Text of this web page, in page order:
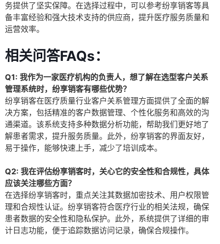
务提供了坚实保障。在选择过程中，可以参考纷享销客等具
备丰富经验和强大技术支持的供应商，提升医疗服务质量和
运营效率。
相关问答FAQs：
Q1: 我作为一家医疗机构的负责人，想了解在选型客户关系
管理系统时，纷享销客有哪些优势？
纷享销客在医疗质量行业客户关系管理方面提供了全面的解
决方案，包括精准的客户数据管理、个性化服务和高效的沟
通渠道。该系统支持多种数据分析功能，帮助我们更好地了
解患者需求，提升服务质量。此外，纷享销客的界面友好，
易于操作，能够快速上手，减少了培训成本。
Q2: 我在评估纷享销客时，关心它的安全性和合规性，具体
应该关注哪些方面？
在选择纷享销客时，重点关注其数据加密技术、用户权限管
理和合规性认证。纷享销客符合医疗行业的相关法规，确保
患者数据的安全性和隐私保护。此外，系统提供了详细的审
计日志功能，便于追踪数据访问记录，确保合规操作。